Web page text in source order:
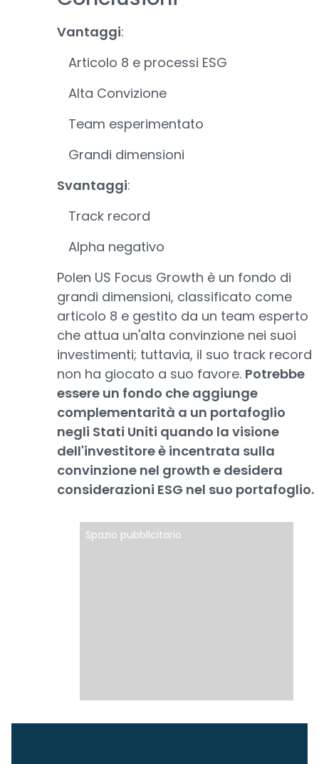
Vantaggi:
Articolo 8 e processi ESG
Alta Convizione
Team esperimentato
Grandi dimensioni
Svantaggi:
Track record
Alpha negativo
Polen US Focus Growth è un fondo di
grandi dimensioni, classificato come
articolo 8 e gestito da un team esperto
che attua un'alta convinzione nei suoi
investimenti; tuttavia, il suo track record
non ha giocato a suo favore. Potrebbe
essere un fondo che aggiunge
complementarità a un portafoglio
negli Stati Uniti quando la visione
dell'investitore è incentrata sulla
convinzione nel growth e desidera
considerazioni ESG nel suo portafoglio.
Spazio pubblicitario